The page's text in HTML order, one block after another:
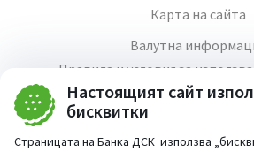
Настоящият сайт
бисквитки
Страницата на Банка ДСК използва
Карта на сайта
Валутна
Правила и условия за
Медия център
Продажба на имоти